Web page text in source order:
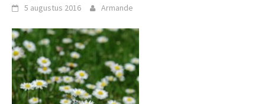
5 augustus 2016 Armande